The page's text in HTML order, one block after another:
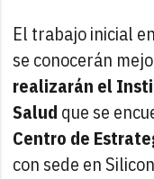
El trabajo inicial
se conocerán
realizarán el
Salud que se
Centro de
con sede en